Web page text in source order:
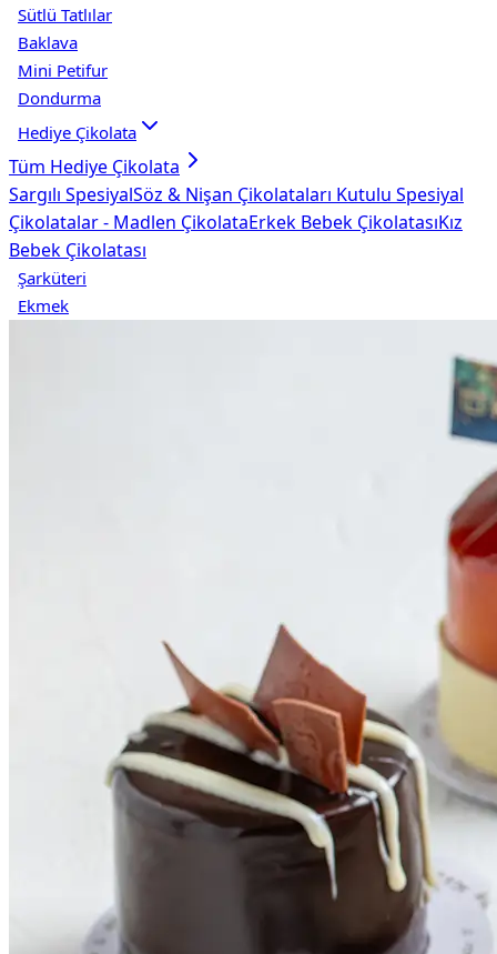
Sütlü Tatlılar
Baklava
Mini Petifur
Dondurma
Hediye Çikolata
Tüm Hediye Çikolata
Sargılı SpesiyalSöz & Nişan Çikolataları Kutulu Spesiyal
Çikolatalar - Madlen ÇikolataErkek Bebek ÇikolatasıKız
Bebek Çikolatası
Şarküteri
Ekmek